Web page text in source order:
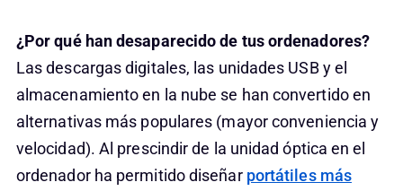
¿Por qué han desaparecido de tus ordenadores?
Las descargas digitales, las unidades USB y el
almacenamiento en la nube se han convertido en
alternativas más populares (mayor conveniencia y
velocidad). Al prescindir de la unidad óptica en el
ordenador ha permitido diseñar portátiles más